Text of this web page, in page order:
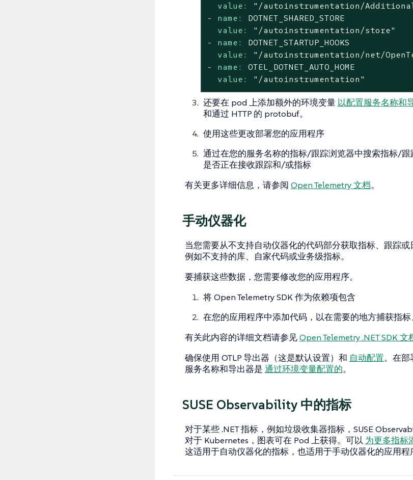
value:
"/autoinstrumentation/
-
name:
DOTNET_SHARED_STORE
value:
"/autoinstrumentation/store"
-
name:
DOTNET_STARTUP_HOOKS
value:
"/autoinstrumentation/net/
-
name:
OTEL_DOTNET_AUTO_HOME
value:
"/autoinstrumentation"
还要在 pod 上添加额外的环境变量 以配置服务名称和
和通过 HTTP 的 protobuf。
使用这些更改部署您的应用程序
通过在您的服务名称的指标/跟踪浏览器中搜索指标/跟
是否正在接收跟踪和/或指标
有关更多详细信息，请参阅 Open Telemetry 文档。
手动仪器化
当您需要从不支持自动仪器化的代码部分获取指标、跟踪或
例如不支持的库、自家代码或业务级指标。
要捕获这些数据，您需要修改您的应用程序。
将 Open Telemetry SDK 作为依赖项包含
在您的应用程序中添加代码，以在需要的地方捕获指
有关此内容的详细文档请参见Open Telemetry .NET SDK 文
确保使用 OTLP 导出器（这是默认设置）和 自动配置。在部
服务名称和导出器是 通过环境变量配置的。
SUSE Observability 中的指标
对于某些 .NET 指标，例如垃圾收集器指标，SUSE
对于 Kubernetes，图表可在 Pod 上获得。可以 为更多指标
这适用于自动仪器化的指标，也适用于手动仪器化的应用程